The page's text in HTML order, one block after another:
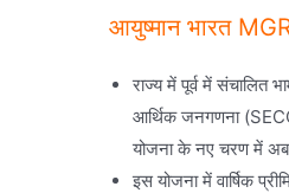
आयुष्मान भारत
राज्य में पूर्व में संचालित
आर्थिक जनगणना (SECC
योजना के नए चरण में अब
इस योजना में वार्षिक